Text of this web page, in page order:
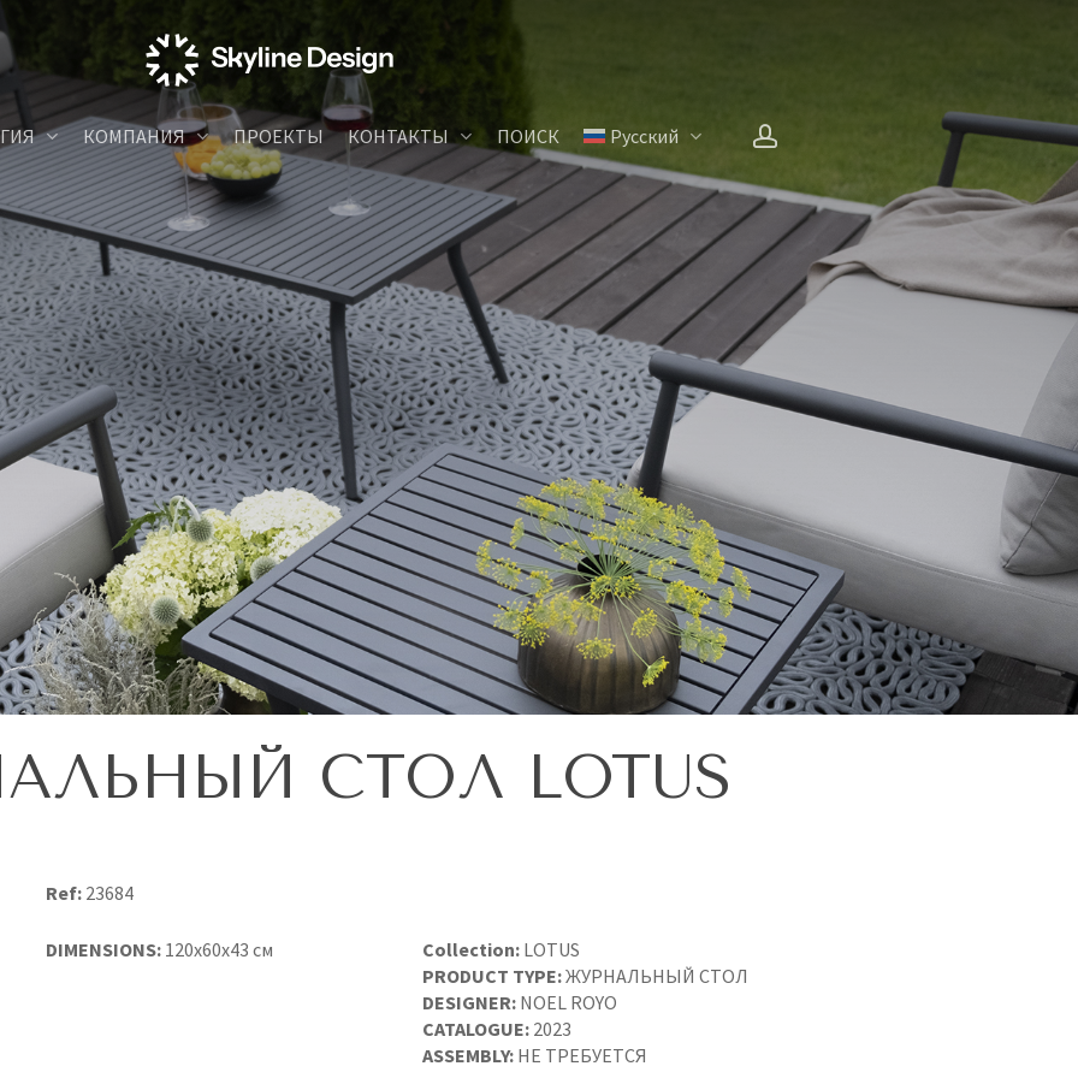
КОМПАНИЯ ПРОЕКТЫ КОНТАКТЫ ПОИСК Русский account
СТОЛ LOTUS
Ref:23684
DIMENSIONS: 120x60x43 см Collection: LOTUS
PRODUCT TYPE:ЖУРНАЛЬНЫЙ СТОЛ
DESIGNER: NOEL ROYO
CATALOGUE: 2023
ASSEMBLY: НЕ ТРЕБУЕТСЯ